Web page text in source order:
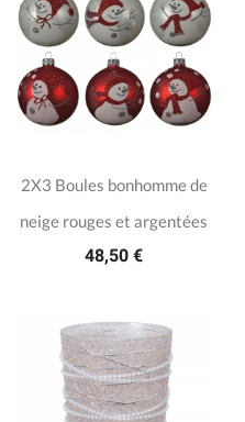
2X3 Boules bonhomme de
neige rouges et argentées
48,50 €